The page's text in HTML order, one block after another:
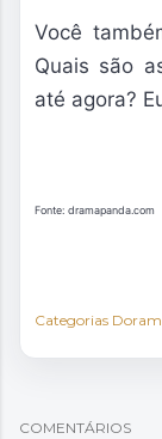
Você
Quais são
até agora?
Fonte: dramapanda.com
Categorias
COMENTÁRIOS